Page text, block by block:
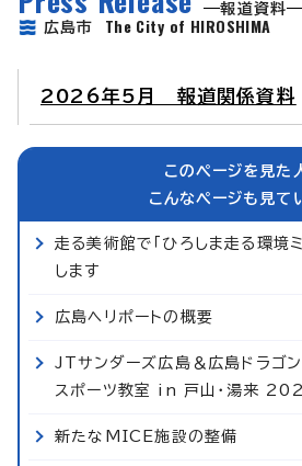
報道資料
広島市 The City of HIROSHIMA
2026年5月 報道関係資料
このページを見た
こんなページも見て
走る美術館で「ひろしま走る環境
します
広島ヘリポートの概要
JTサンダーズ広島＆広島ドラゴン
スポーツ教室 in 戸山・湯来
新たなMICE施設の整備